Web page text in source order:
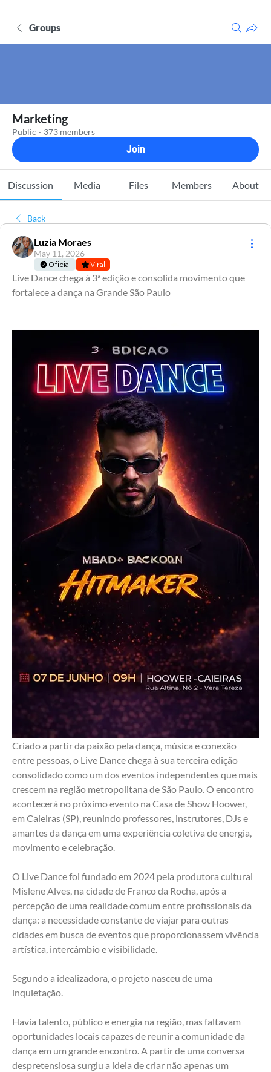
Groups
Marketing
Public · 373 members
Join
Discussion Media Files Members About
Back
Luzia Moraes
May 11, 2026
Oficial Viral
Live Dance chega à 3ª edição e consolida movimento que
fortalece a dança na Grande São Paulo
Criado a partir da paixão pela dança, música e conexão
entre pessoas, o Live Dance chega à sua terceira edição
consolidado como um dos eventos independentes que mais
crescem na região metropolitana de São Paulo. O encontro
acontecerá no próximo evento na Casa de Show Hoower,
em Caieiras (SP), reunindo professores, instrutores, DJs e
amantes da dança em uma experiência coletiva de energia,
movimento e celebração.
O Live Dance foi fundado em 2024 pela produtora cultural
Mislene Alves, na cidade de Franco da Rocha, após a
percepção de uma realidade comum entre profissionais da
dança: a necessidade constante de viajar para outras
cidades em busca de eventos que proporcionassem vivência
artística, intercâmbio e visibilidade.
Segundo a idealizadora, o projeto nasceu de uma
inquietação.
Havia talento, público e energia na região, mas faltavam
oportunidades locais capazes de reunir a comunidade da
dança em um grande encontro. A partir de uma conversa
despretensiosa surgiu a ideia de criar não apenas um